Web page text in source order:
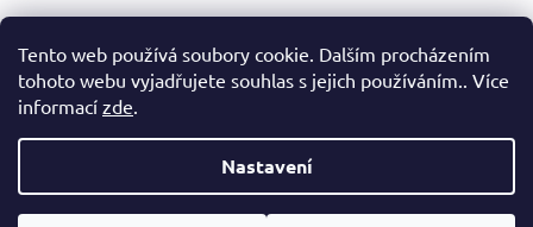
Tento web používá soubory cookie. Dalším procházením
tohoto webu vyjadřujete souhlas s jejich používáním.. Více
informací zde.
Nastavení
produktu
je
5,0
Vytvořil Shoptet